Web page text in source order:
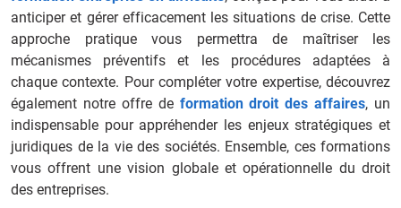
anticiper et gérer efficacement les situations de crise. Cette
approche pratique vous permettra de maîtriser les
mécanismes préventifs et les procédures adaptées à
chaque contexte. Pour compléter votre expertise, découvrez
également notre offre de formation droit des affaires, un
indispensable pour appréhender les enjeux stratégiques et
juridiques de la vie des sociétés. Ensemble, ces formations
vous offrent une vision globale et opérationnelle du droit
des entreprises.